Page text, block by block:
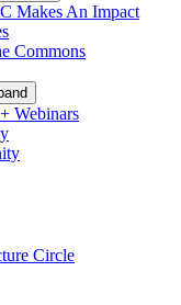
Makes An Impact
Commons
Webinars
Circle